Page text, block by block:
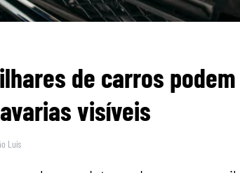
de carros podem
visíveis
Luís